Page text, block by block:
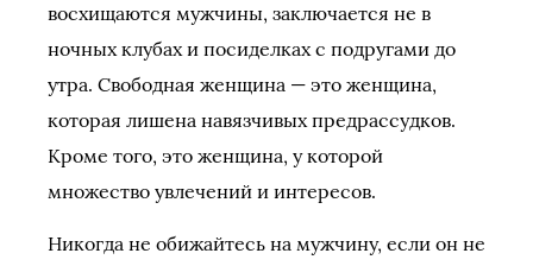
восхищаются мужчины, заключается не в
ночных клубах и посиделках с подругами до
утра. Свободная женщина — это женщина,
которая лишена навязчивых предрассудков.
Кроме того, это женщина, у которой
множество увлечений и интересов.
Никогда не обижайтесь на мужчину, если он не